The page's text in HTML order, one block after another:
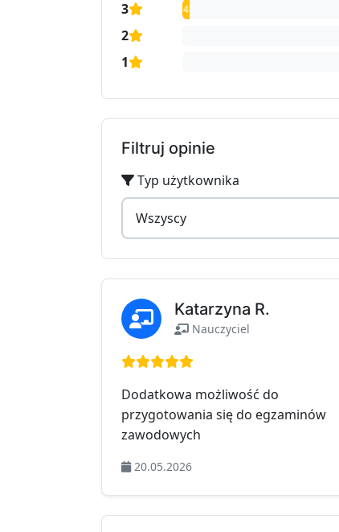
3
4
2
1
Filtruj opinie
Typ użytkownika
Katarzyna R.
Nauczyciel
Ocena: 5 na 5
Dodatkowa możliwość do
przygotowania się do egzaminów
zawodowych
20.05.2026